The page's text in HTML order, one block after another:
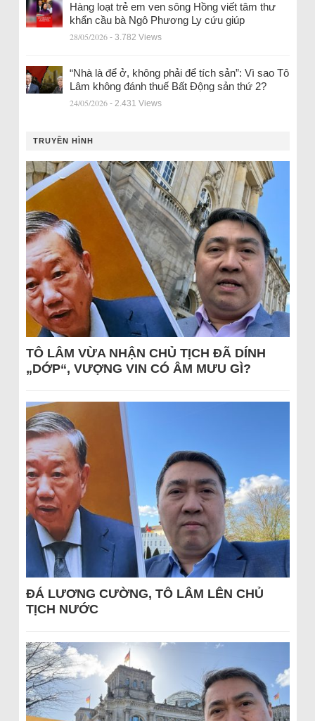
Hàng loạt trẻ em ven sông Hồng viết tâm thư
khẩn cầu bà Ngô Phương Ly cứu giúp
28/05/2026 - 3.782 Views
“Nhà là để ở, không phải để tích sản”: Vì sao Tô
Lâm không đánh thuế Bất Động sản thứ 2?
24/05/2026 - 2.431 Views
TRUYỀN HÌNH
TÔ LÂM VỪA NHẬN CHỦ TỊCH ĐÃ DÍNH
„DỚP“, VƯỢNG VIN CÓ ÂM MƯU GÌ?
ĐÁ LƯƠNG CƯỜNG, TÔ LÂM LÊN CHỦ
TỊCH NƯỚC